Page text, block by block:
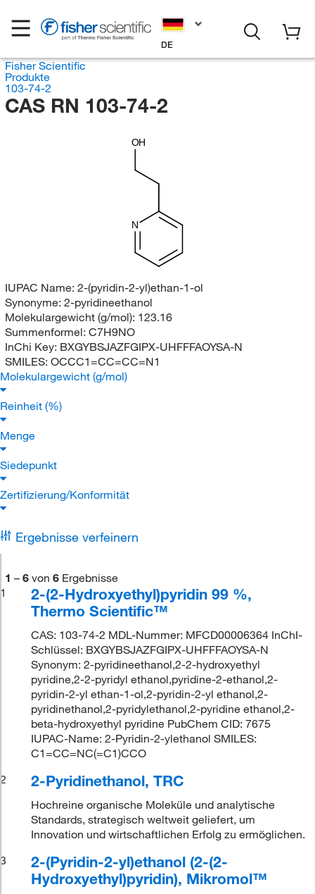
DE
Fisher Scientific
Produkte
103-74-2
CAS RN 103-74-2
OH
N
IUPAC Name: 2-(pyridin-2-yl)ethan-1-ol
Synonyme: 2-pyridineethanol
Molekulargewicht (g/mol): 123.16
Summenformel: C7H9NO
InChi Key: BXGYBSJAZFGIPX-UHFFFAOYSA-N
SMILES: OCCC1=CC=CC=N1
Molekulargewicht (g/mol)
Reinheit (%)
Menge
Siedepunkt
Zertifizierung/Konformität
Ergebnisse verfeinern
1 – 6 von 6 Ergebnisse
1
2-(2-Hydroxyethyl)pyridin 99 %,
Thermo Scientific™
CAS: 103-74-2 MDL-Nummer: MFCD00006364 InChI-
Schlüssel: BXGYBSJAZFGIPX-UHFFFAOYSA-N
Synonym: 2-pyridineethanol,2-2-hydroxyethyl
pyridine,2-2-pyridyl ethanol,pyridine-2-ethanol,2-
pyridin-2-yl ethan-1-ol,2-pyridin-2-yl ethanol,2-
pyridinethanol,2-pyridylethanol,2-pyridine ethanol,2-
beta-hydroxyethyl pyridine PubChem CID: 7675
IUPAC-Name: 2-Pyridin-2-ylethanol SMILES:
C1=CC=NC(=C1)CCO
2
2-Pyridinethanol, TRC
Hochreine organische Moleküle und analytische
Standards, strategisch weltweit geliefert, um
Innovation und wirtschaftlichen Erfolg zu ermöglichen.
3
2-(Pyridin-2-yl)ethanol (2-(2-
Hydroxyethyl)pyridin), Mikromol™